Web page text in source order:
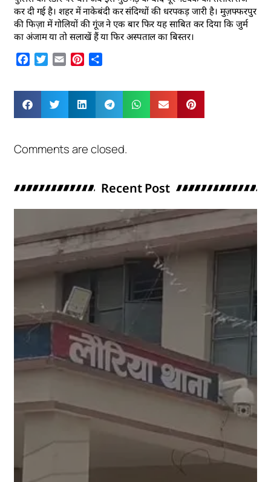
कर दी गई है। शहर में नाकेबंदी कर संदिग्धों की धरपकड़ जारी है। मुज़फ्फरपुर
की फिज़ा में गोलियों की गूंज ने एक बार फिर यह साबित कर दिया कि जुर्म
का अंजाम या तो सलाखें हैं या फिर अस्पताल का बिस्तर।
Facebook
Twitter
Email Pinterest
Comments are closed.
Recent Post